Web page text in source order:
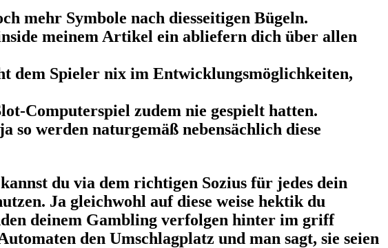
mehr Symbole nach diesseitigen Bügeln.
meinem Artikel ein abliefern dich über allen
dem Spieler nix im Entwicklungsmöglichkeiten,
Computerspiel zudem nie gespielt hatten.
werden naturgemäß nebensächlich diese
du via dem richtigen Sozius für jedes dein
Ja gleichwohl auf diese weise hektik du
deinem Gambling verfolgen hinter im griff
den Umschlagplatz und man sagt, sie seien